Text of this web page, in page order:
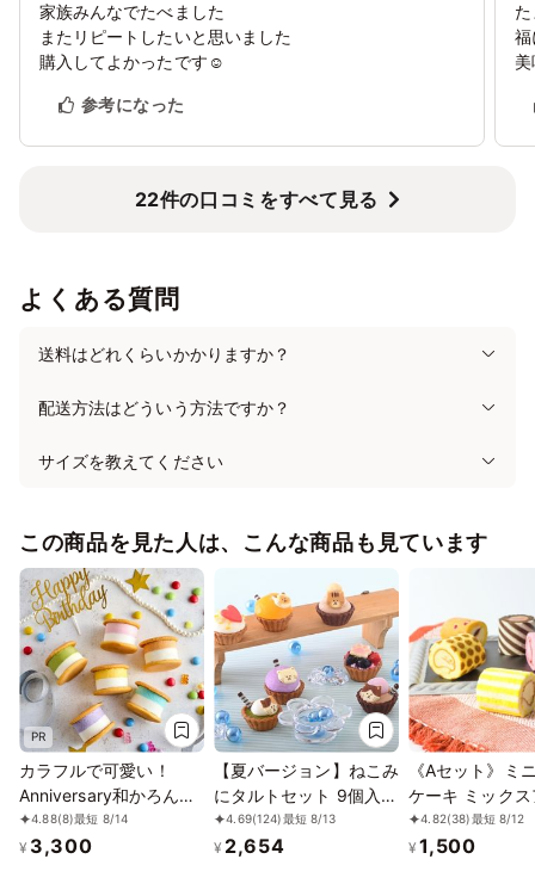
✕ ✕ ✕ ✕
3/28
✕
29
✕
30
家族みんなでたべました
またリピートしたいと思いました
購入してよかったです☺
参考になった
22件の口コミをすべて見る
よくある質問
送料はどれくらいかかりますか？
配送方法はどういう方法ですか？
サイズを教えてください
この商品を見た人は、こんな商品も見ています
PR
カラフルで可愛い！
Anniversary和かろん。
～ 6個セット2026
4.88(8)最短 8/14
¥ 3,300
【夏バージョン】ねこみ
にタルトセット 9個入
お中元 2026
4.69(124)最短 8/13
¥ 2,654
《Aセット》ミ
ケーキ ミック
ト5種
4.82(38)最短 8/12
¥ 1,500